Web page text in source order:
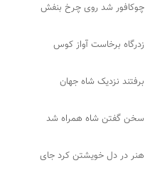
چوکافور شد روی چرخ بنفش
زدرگاه برخاست آواز کوس
برفتند نزدیک شاه جهان
سخن گفتن شاه همراه شد
هنر در دل خویشتن کرد جای